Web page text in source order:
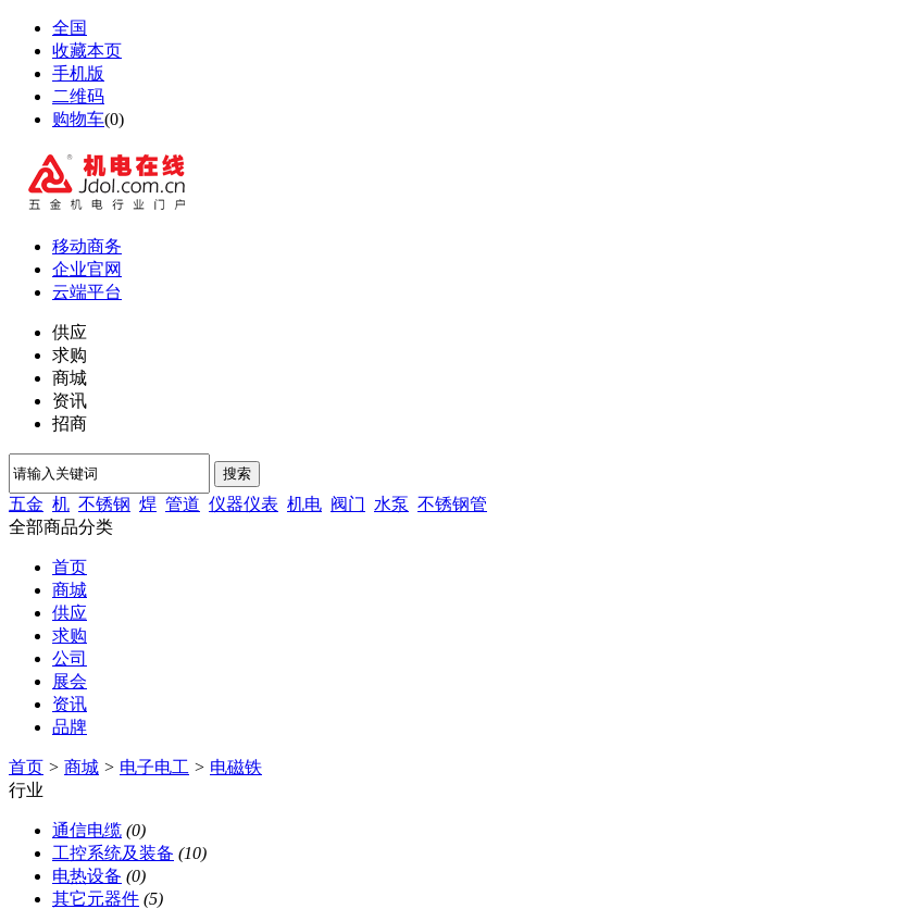
全国
收藏本页
手机版
二维码
购物车(0)
移动商务
企业官网
云端平台
供应
求购
商城
资讯
招商
搜索
五金 机 不锈钢 焊 管道 仪器仪表 机电 阀门 水泵 不锈钢管
全部商品分类
首页
商城
供应
求购
公司
展会
资讯
品牌
首页 > 商城 > 电子电工 > 电磁铁
行业
通信电缆 (0)
工控系统及装备 (10)
电热设备 (0)
其它元器件 (5)